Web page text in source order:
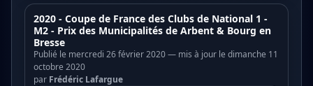
2020 - Coupe de France des Clubs de National 1 -
M2 - Prix des Municipalités de Arbent & Bourg en
Bresse
Publié le mercredi 26 février 2020 — mis à jour le dimanche 11
octobre 2020
par Frédéric Lafargue